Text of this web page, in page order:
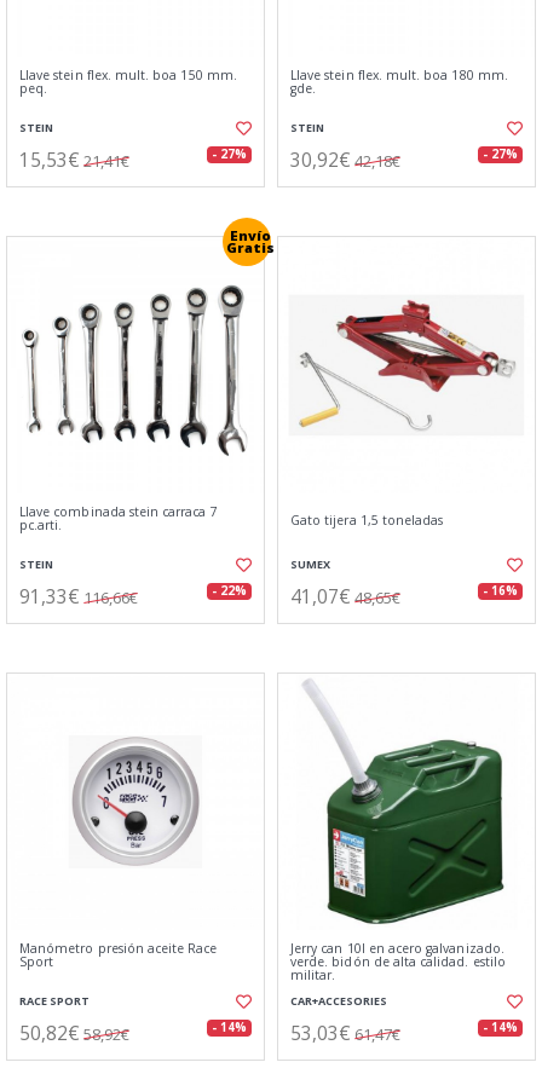
Llave stein flex. mult. boa 150 mm.
peq.
STEIN
15,53€ 21,41€ - 27%
Llave stein flex. mult. boa 180 mm.
gde.
STEIN
30,92€ 42,18€ - 27%
Envío
Gratis
Llave combinada stein carraca 7
pc.arti.
STEIN
91,33€ 116,66€ - 22%
Gato tijera 1,5 toneladas
SUMEX
41,07€ 48,65€ - 16%
Manómetro presión aceite Race
Sport
RACE SPORT
50,82€ 58,92€ - 14%
Jerry can 10l en acero galvanizado.
verde. bidón de alta calidad. estilo
militar.
CAR+ACCESORIES
53,03€ 61,47€ - 14%